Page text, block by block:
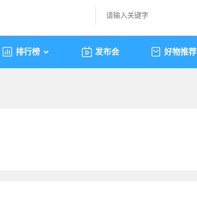
排行榜 发布会 好物推荐